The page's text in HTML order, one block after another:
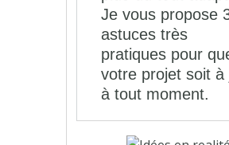
Je vous propose
astuces très
pratiques pour
votre projet soit à
à tout moment.